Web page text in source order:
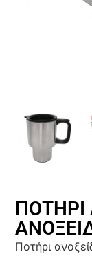
ΠΟΤΗΡΙ
Ποτήρι